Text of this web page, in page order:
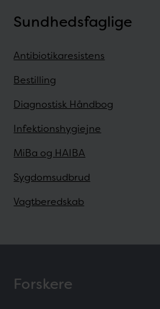
Sundhedsfaglige
Antibiotikaresistens
Bestilling
Diagnostisk Håndbog
Infektionshygiejne
MiBa og HAIBA
Sygdomsudbrud
Vagtberedskab
Forskere